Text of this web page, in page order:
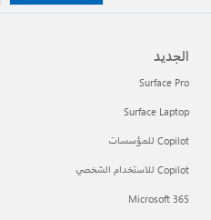
الجديد
Surface Pro
Surface Laptop
Copilot للمؤسسات
Copilot للاستخدام الشخصي
Microsoft 365